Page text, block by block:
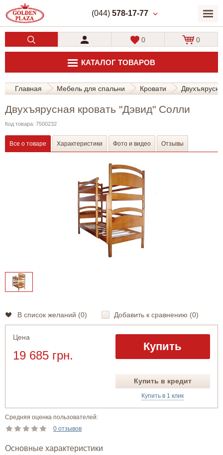
(044) 578-17-77
КАТАЛОГ ТОВАРОВ
0 0
Главная Мебель для спальни Кровати
Двухъярусная кровать "Дэвид" Солли
Код товара: 7500232
Все о товаре Характеристики Фото и видео Отзывы
В список желаний (0) Добавить к сравнению (0)
Цена
19 685 грн.
Купить
Купить в кредит
Купить в 1 клик
Средняя оценка пользователей:
0 отзывов
Основные характеристики